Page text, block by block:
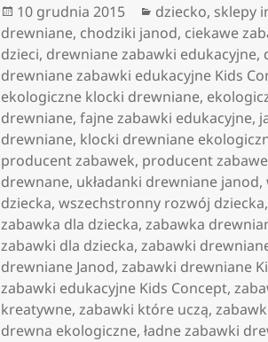
Data
publikacji
10 grudnia 2015 Kategorie
dziecko, sklepy
drewniane, chodziki janod, ciekawe
dzieci, drewniane zabawki edukacyjne,
drewniane zabawki edukacyjne Kids
ekologiczne klocki drewniane,
drewniane,fajne zabawki edukacyjne,
drewniane, klocki drewniane
producent zabawek, producent
drewnane, układanki drewniane janod,
dziecka,wszechstronny rozwój dziecka
zabawka dla dziecka,zabawka
zabawki dla dziecka,zabawki
drewniane Janod,zabawki drewniane
zabawki edukacyjne Kids Concept,
kreatywne,zabawki które uczą,
drewna ekologiczne,ładne zabawki